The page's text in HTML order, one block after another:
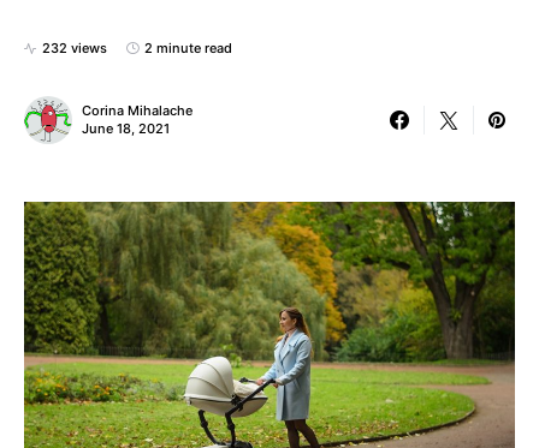
232 views 2 minute read
Corina Mihalache
June 18, 2021